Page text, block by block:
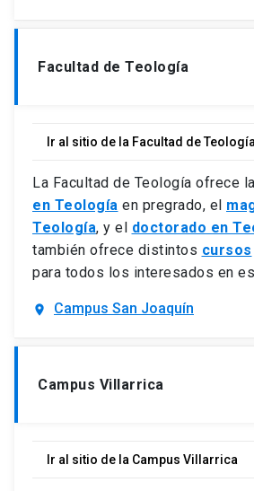
Facultad de Teología
Ir al sitio de la Facultad de Teología
La Facultad de Teología ofrece la
en Teología en pregrado, el
Teología, y el doctorado en
también ofrece distintos cursos
para todos los interesados en
location_on Campus San Joaquín
Campus Villarrica
Ir al sitio de la Campus Villarrica